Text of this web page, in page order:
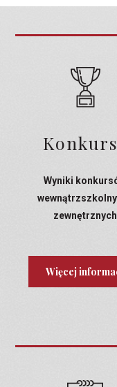
Wyniki
zewnętrznych
Więcej